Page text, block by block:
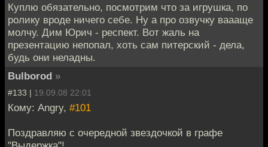
Куплю обязательно, посмотрим что за игрушка, по
ролику вроде ничего себе. Ну а про озвучку ваааще
молчу. Дим Юрич - респект. Вот жаль на
презентацию непопал, хоть сам питерский - дела,
будь они неладны.
Bulborod »
#133 | 19.09.08 22:01
Кому: Angry, #101
Поздравляю с очередной звездочкой в графе